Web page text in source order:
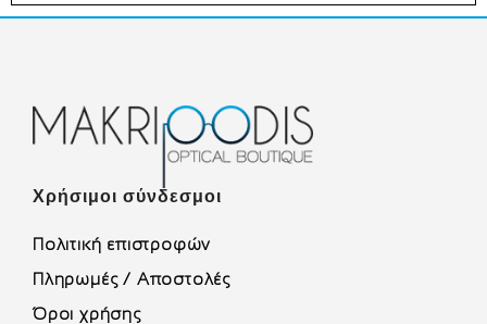
Χρήσιμοι σύνδεσμοι
Πολιτική επιστροφών
Πληρωμές / Αποστολές
Όροι χρήσης